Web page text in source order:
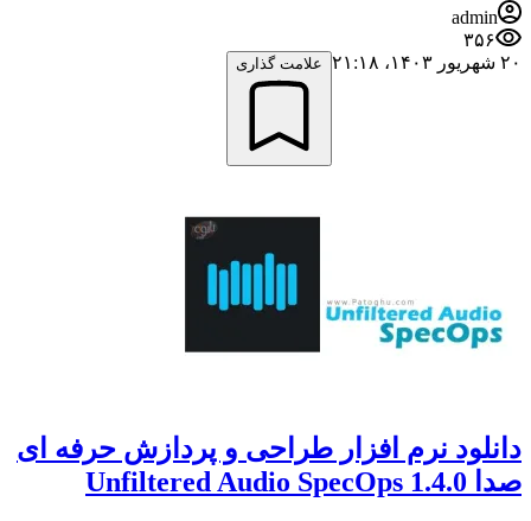
admin
۳۵۶
۲۰ شهریور ۱۴۰۳،‏ ۲۱:۱۸
علامت گذاری
دانلود نرم افزار طراحی و پردازش حرفه ای
صدا Unfiltered Audio SpecOps 1.4.0